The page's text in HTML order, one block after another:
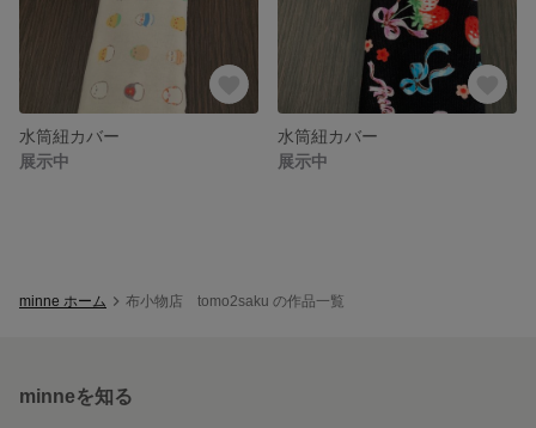
水筒紐カバー
展示中
水筒紐カバー
展示中
minne ホーム 布小物店 tomo2saku の作品一覧
minneを知る